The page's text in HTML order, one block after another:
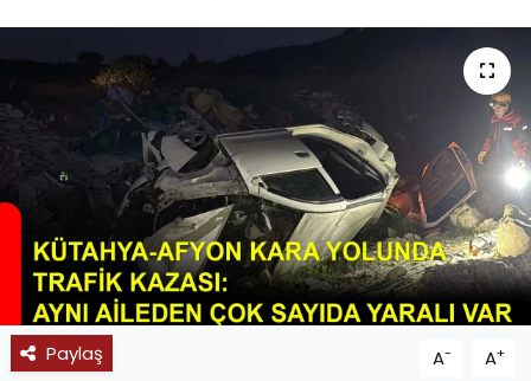
Paylaş A- A+
SAĞLIK
SPOR
11:11 MANŞET